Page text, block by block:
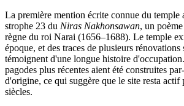
La première mention écrite connue du temple
strophe 23 du Niras Nakhonsawan, un
règne du roi Narai (1656–1688). Le temple
époque, et des traces de plusieurs rénovations
témoignent d'une longue histoire
pagodes plus récentes aient été construites
d'origine, ce qui suggère que le site resta actif
siècles.